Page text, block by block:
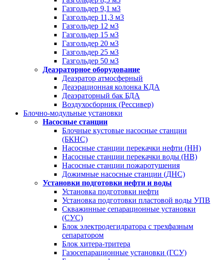
Газгольдер 9,1 м3
Газгольдер 11,3 м3
Газгольдер 12 м3
Газгольдер 15 м3
Газгольдер 20 м3
Газгольдер 25 м3
Газгольдер 50 м3
Деаэраторное оборудование
Деаэратор атмосферный
Деаэрационная колонка КДА
Деаэраторный бак БДА
Воздухосборник (Рессивер)
Блочно-модульные установки
Насосные станции
Блочные кустовые насосные станции
(БКНС)
Насосные станции перекачки нефти (НН)
Насосные станции перекачки воды (НВ)
Насосные станции пожаротушения
Дожимные насосные станции (ДНС)
Установки подготовки нефти и воды
Установка подготовки нефти
Установка подготовки пластовой воды УПВ
Скважинные сепарационные установки
(СУС)
Блок электродегидратора с трехфазным
сепаратором
Блок хитера-тритера
Газосепарационные установки (ГСУ)